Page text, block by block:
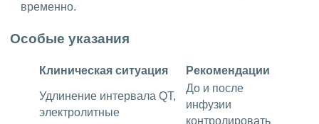
временно.
Особые указания
Клиническая ситуация Рекомендации
Удлинение интервала QT,
электролитные
До и после
инфузии
контролировать